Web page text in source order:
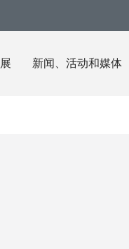
新闻、活动和媒体